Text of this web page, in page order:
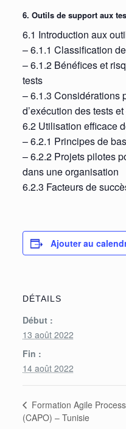
6. Outils de support aux
6.1 Introduction aux
– 6.1.1 Classification
– 6.1.2 Bénéfices et
tests
– 6.1.3 Considérations
d’exécution des tests
6.2 Utilisation efficace
– 6.2.1 Principes de
– 6.2.2 Projets pilotes
dans une organisation
6.2.3 Facteurs de
Ajouter au
DÉTAILS
Début :
13 août 2022
Fin :
14 août 2022
Formation Agile
(CAPO) – Tunisie